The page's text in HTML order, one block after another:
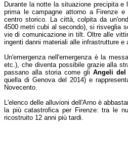
Durante la notte la situazione precipita e
prima le campagne attorno a Firenze
centro storico. La città, colpita da
4500 metri cubi al secondo), si risveglia
vie di comunicazione in tilt. Oltre alle
ingenti danni materiali alle infrastrutture e
Un'emergenza nell'emergenza è la
etc.), che diventa possibile grazie alla
passano alla storia come gliAngeli del
quella di Genova del 2014) e
Novecento.
L'elenco delle alluvioni dell'Arno è
la più catastrofica per Firenze: tra le
ricostruito 12 anni più tardi.